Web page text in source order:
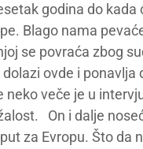
godina do
Blago nama
se povraća zbog
ovde i ponavlja
veče je u
On i dalje
za Evropu. Što da